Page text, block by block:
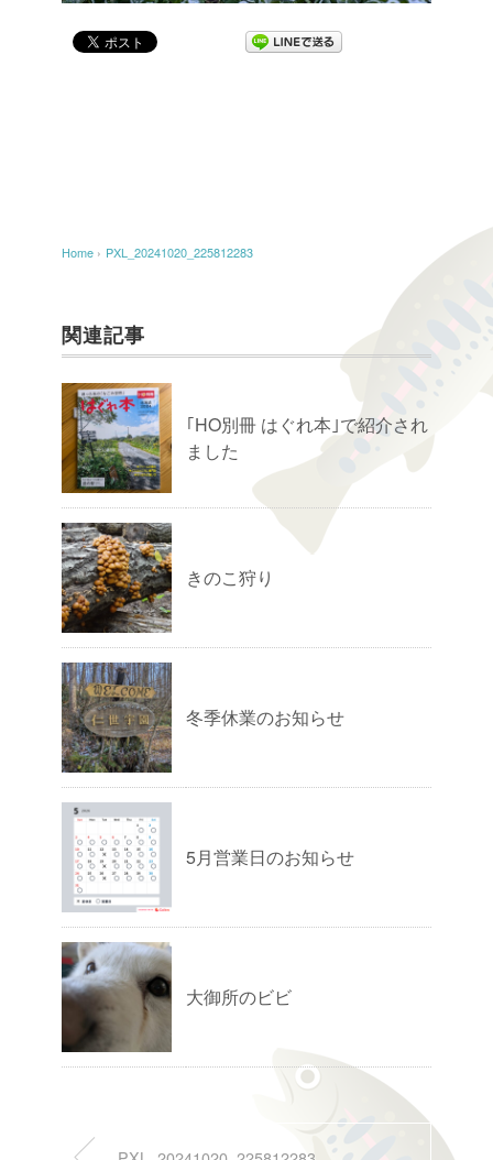
Home › PXL_20241020_225812283
関連記事
｢HO別冊 はぐれ本｣で紹介され
ました
きのこ狩り
冬季休業のお知らせ
5月営業日のお知らせ
大御所のビビ